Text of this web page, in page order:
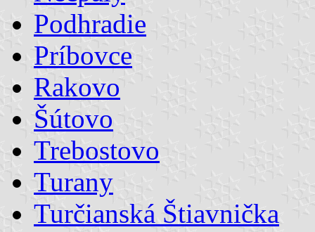
Podhradie
Príbovce
Rakovo
Šútovo
Trebostovo
Turany
Turčianská Štiavnička